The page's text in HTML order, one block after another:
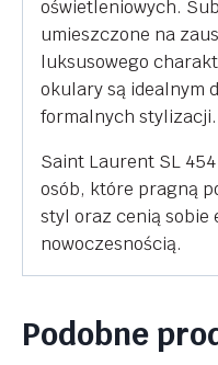
oświetleniowych.
umieszczone na
luksusowego
okulary są idealnym
formalnych stylizacji.
Saint Laurent SL
osób, które pragną
styl oraz cenią sobie
nowoczesnością.
Podobne